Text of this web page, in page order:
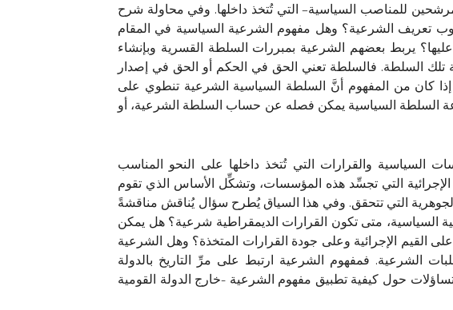
للمناصب السياسية– التي تُتخذ داخلها. وفي محاولة شرح
تعريف الشرعية؟ وهل مفهوم الشرعية السياسية في المقام
يربط بعضهم الشرعية بمبررات السلطة القسرية وبإنشاء
تلك السلطة. فالسلطة تعني الحق في الحكم أو الحق في إصدار
إذا كان من المفهوم أنَّ السلطة السياسية الشرعية تنطوي على
السلطة السياسية يمكن فصله عن حساب السلطة الشرعية، أو
والقرارات التي تُتخذ داخلها على النحو المناسب
التي تجسِّد هذه المؤسسات، وتشكِّل الأساس الذي تقوم
التي تتحقق. وفي هذا السياق يُطرح سؤال يُناقش مناقشةً
السياسية، متى تكون القرارات الديمقراطية شرعية؟ هل يمكن
القيم الإجرائية وعلى جودة القرارات المتخذة؟ وهل الشرعية
الشرعية. فمفهوم الشرعية ارتبط على مرِّ التاريخ بالدولة
حول كيفية تطبيق مفهوم الشرعية -خارج الدولة القومية